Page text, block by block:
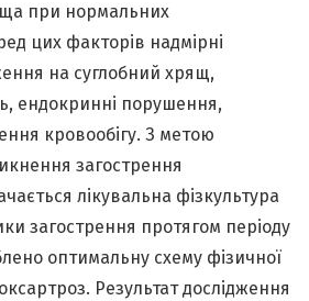
при нормальних
цих факторів надмірні
на суглобний хрящ,
ендокринні порушення,
кровообігу. З метою
загострення
лікувальна фізкультура
загострення протягом періоду
оптимальну схему фізичної
Результат дослідження